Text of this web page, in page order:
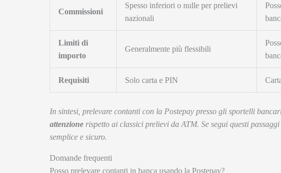
Commissioni
Spesso inferiori o nulle per prelievi
nazionali
Limiti di
importo
Generalmente più flessibili
Requisiti Solo carta e PIN
In sintesi, prelevare contanti con la Postepay presso gli sportelli
attenzione rispetto ai classici prelievi da ATM. Se segui questi
semplice e sicuro.
Domande frequenti
Posso prelevare contanti in banca usando la Postepay?